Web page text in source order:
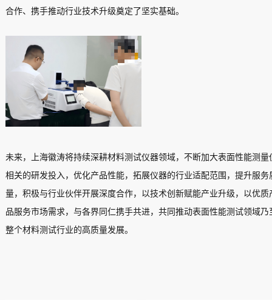
合作、携手推动行业技术升级奠定了坚实基础。
未来，上海徽涛将持续深耕材料测试仪器领域，不断加大表面性能测量
相关的研发投入，优化产品性能，拓展仪器的行业适配范围，提升服务
量，积极与行业伙伴开展深度合作，以技术创新赋能产业升级，以优质
品服务市场需求，与各界同仁携手共进，共同推动表面性能测试领域乃
整个材料测试行业的高质量发展。